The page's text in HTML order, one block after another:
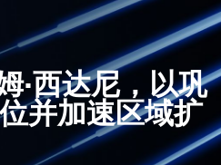
·西达尼，以巩
并加速区域扩